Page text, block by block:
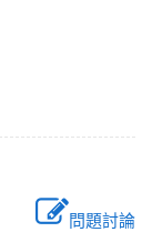
問題討論